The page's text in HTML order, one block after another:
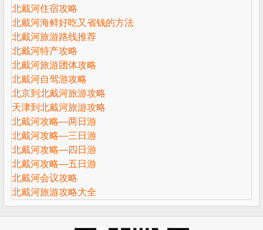
北戴河住宿攻略
北戴河海鲜好吃又省钱的方法
北戴河旅游路线推荐
北戴河特产攻略
北戴河旅游团体攻略
北戴河自驾游攻略
北京到北戴河旅游攻略
天津到北戴河旅游攻略
北戴河攻略—两日游
北戴河攻略—三日游
北戴河攻略—四日游
北戴河攻略—五日游
北戴河会议攻略
北戴河旅游攻略大全